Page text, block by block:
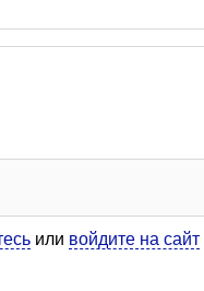
или войдите на сайт